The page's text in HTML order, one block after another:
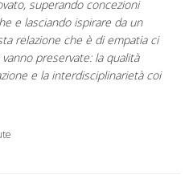
superando concezioni
e lasciando ispirare da un
relazione che è di empatia ci
preservate: la qualità
e la interdisciplinarietà coi